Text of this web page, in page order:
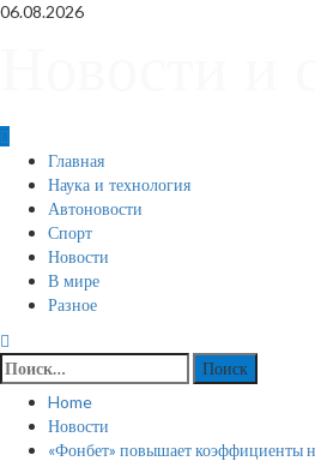
Skip
06.08.2026
Primary
Menu
Главная
Наука и технология
Автоновости
Спорт
Новости
В мире
Разное
Найти:
Home
Новости
«Фонбет» повышает коэффициенты